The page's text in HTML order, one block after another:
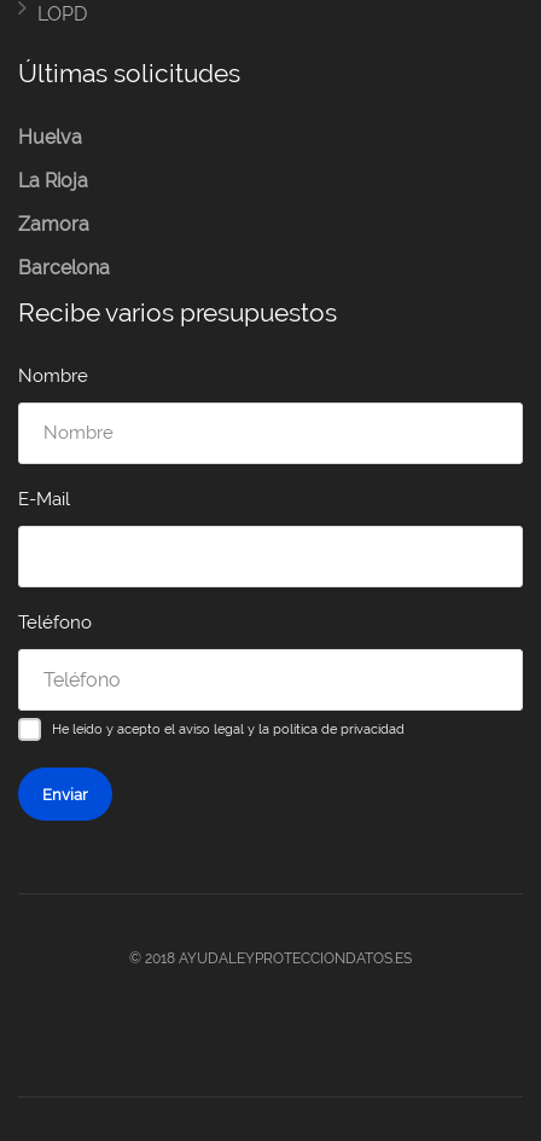
LOPD
Últimas solicitudes
Huelva
La Rioja
Zamora
Barcelona
Recibe varios presupuestos
Nombre
E-Mail
Teléfono
He leído y acepto el aviso legal y la política de privacidad
Enviar
© 2018 AYUDALEYPROTECCIONDATOS.ES